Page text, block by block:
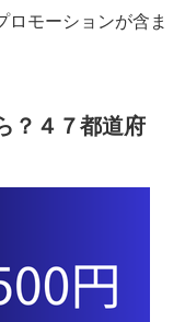
ロモーションが含ま
？４７都道府